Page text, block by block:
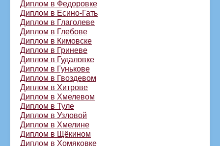
Диплом в Федоровке
Диплом в Есино-Гать
Диплом в Глаголеве
Диплом в Глебове
Диплом в Кимовске
Диплом в Гриневе
Диплом в Гудаловке
Диплом в Гунькове
Диплом в Гвоздевом
Диплом в Хитрове
Диплом в Хмелевом
Диплом в Туле
Диплом в Узловой
Диплом в Хмелине
Диплом в Щёкином
Диплом в Хомяковке